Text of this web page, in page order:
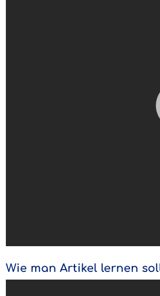
Wie man Artikel lernen